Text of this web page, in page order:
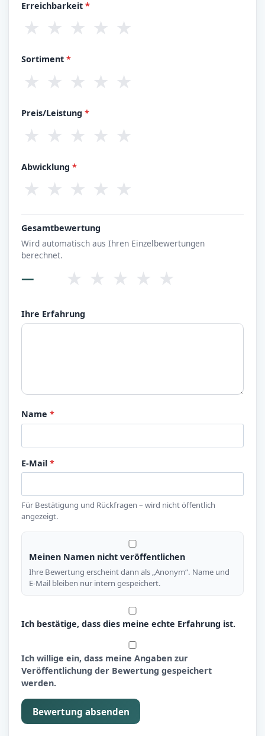
Erreichbarkeit*
★ ★ ★ ★ ★
Sortiment*
★ ★ ★ ★ ★
Preis/Leistung*
★ ★ ★ ★ ★
Abwicklung*
★ ★ ★ ★ ★
Gesamtbewertung
Wird automatisch aus Ihren Einzelbewertungen
berechnet.
— ★ ★ ★ ★ ★
Ihre Erfahrung
Name*
E-Mail*
Für Bestätigung und Rückfragen – wird nicht öffentlich
angezeigt.
Meinen Namen nicht veröffentlichen
Ihre Bewertung erscheint dann als „Anonym“. Name und
E-Mail bleiben nur intern gespeichert.
Ich bestätige, dass dies meine echte Erfahrung ist.
Ich willige ein, dass meine Angaben zur
Veröffentlichung der Bewertung gespeichert
werden.
Bewertung absenden